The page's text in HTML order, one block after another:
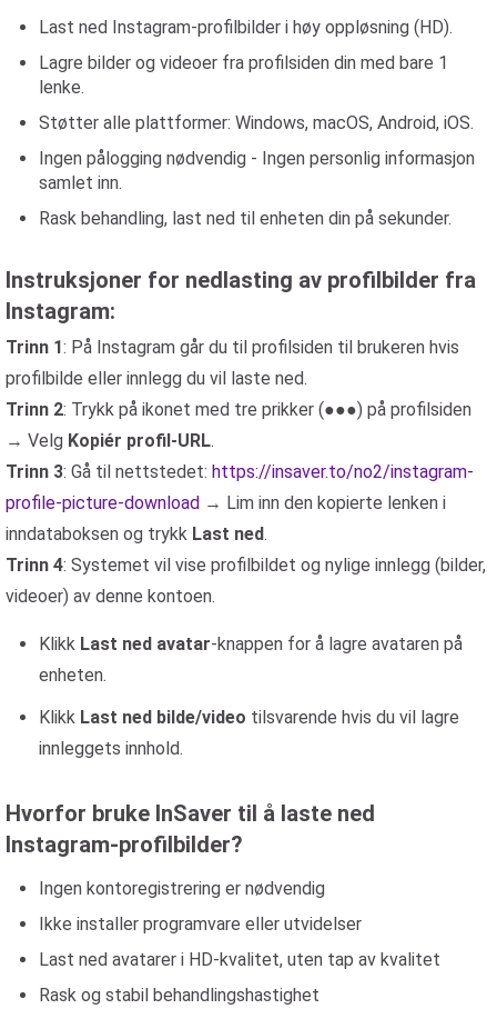
Last ned Instagram-profilbilder i høy oppløsning (HD).
Lagre bilder og videoer fra profilsiden din med bare 1
lenke.
Støtter alle plattformer: Windows, macOS, Android, iOS.
Ingen pålogging nødvendig - Ingen personlig informasjon
samlet inn.
Rask behandling, last ned til enheten din på sekunder.
Instruksjoner for nedlasting av profilbilder fra
Instagram:
Trinn 1: På Instagram går du til profilsiden til brukeren hvis
profilbilde eller innlegg du vil laste ned.
Trinn 2: Trykk på ikonet med tre prikker (●●●) på profilsiden
→ Velg Kopiér profil-URL.
Trinn 3: Gå til nettstedet: https://insaver.to/no2/instagram-
profile-picture-download → Lim inn den kopierte lenken i
inndataboksen og trykk Last ned.
Trinn 4: Systemet vil vise profilbildet og nylige innlegg (bilder,
videoer) av denne kontoen.
Klikk Last ned avatar-knappen for å lagre avataren på
enheten.
Klikk Last ned bilde/video tilsvarende hvis du vil lagre
innleggets innhold.
Hvorfor bruke InSaver til å laste ned
Instagram-profilbilder?
Ingen kontoregistrering er nødvendig
Ikke installer programvare eller utvidelser
Last ned avatarer i HD-kvalitet, uten tap av kvalitet
Rask og stabil behandlingshastighet